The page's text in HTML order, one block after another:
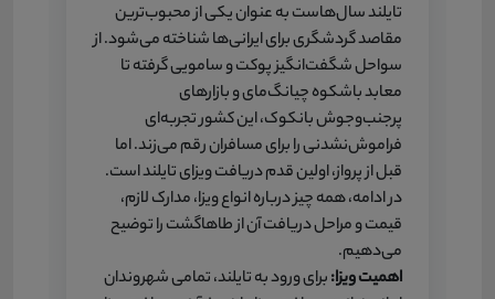
تایلند سال‌هاست به عنوان یکی از محبوب‌ترین
مقاصد گردشگری برای ایرانی‌ها شناخته می‌شود. از
سواحل شگفت‌انگیز پوکت و سامویی گرفته تا
معابد باشکوه چیانگ‌مای و بازارهای
پرجنب‌وجوش بانکوک، این کشور تجربه‌ای
فراموش‌نشدنی را برای مسافران رقم می‌زند. اما
قبل از پرواز، اولین قدم دریافت ویزای تایلند است.
در ادامه، همه چیز درباره انواع ویزا، مدارک لازم،
قیمت و مراحل دریافت آن از طاهاگشت را توضیح
می‌دهیم.
اهمیت ویزا:برای ورود به تایلند، تمامی شهروندان